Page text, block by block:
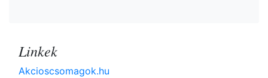
Linkek
Akcioscsomagok.hu